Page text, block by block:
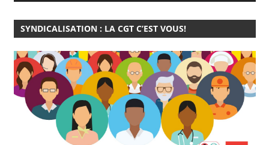
SYNDICALISATION : LA CGT C’EST VOUS!